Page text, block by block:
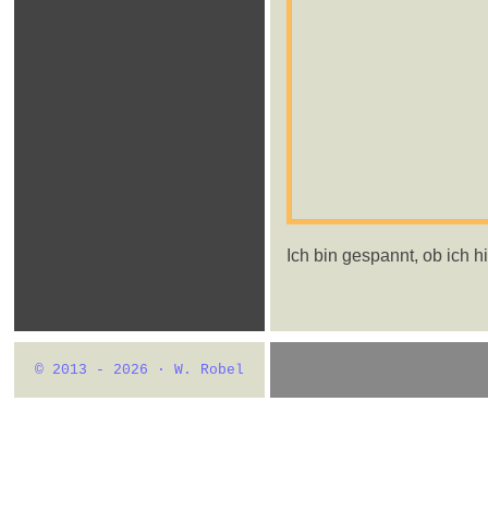
Ich bin gespannt, ob ich
© 2013 - 2026 · W. Robel